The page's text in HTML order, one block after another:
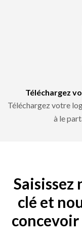
Téléchargez
Téléchargez votre
à le
Saisissez
clé et
concevoir